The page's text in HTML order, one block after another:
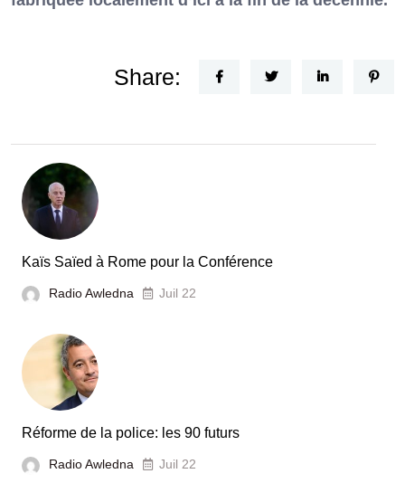
Share:
Kaïs Saïed à Rome pour la Conférence
Radio Awledna Juil 22
Réforme de la police: les 90 futurs
Radio Awledna Juil 22